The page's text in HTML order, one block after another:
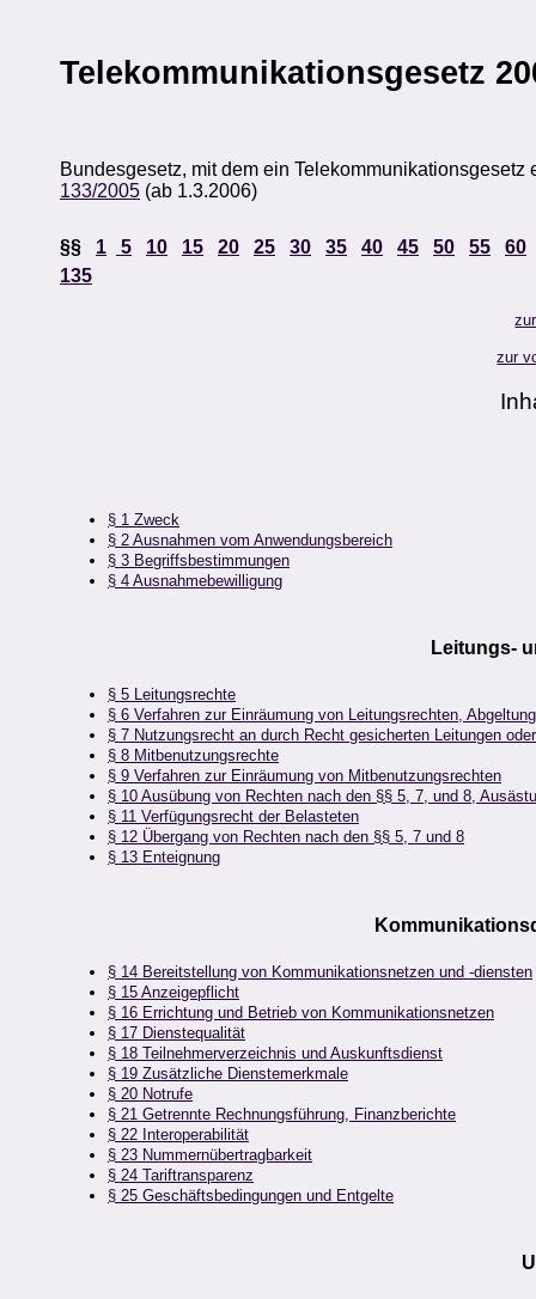
Telekommunikationsgesetz
Bundesgesetz, mit dem ein
133/2005 (ab 1.3.2006)
§§ 1 5 10 15 20 25 30 35 40 45 50 55
60
135
zur
§ 1 Zweck
§ 2 Ausnahmen vom Anwendungsbereich
§ 3 Begriffsbestimmungen
§ 4 Ausnahmebewilligung
Leitungs-
§ 5 Leitungsrechte
§ 6 Verfahren zur Einräumung von Leitungsrechten, Abgeltung
§ 7 Nutzungsrecht an durch Recht gesicherten Leitungen
§ 8 Mitbenutzungsrechte
§ 9 Verfahren zur Einräumung von Mitbenutzungsrechten
§ 10 Ausübung von Rechten nach den §§ 5, 7, und 8,
§ 11 Verfügungsrecht der Belasteten
§ 12 Übergang von Rechten nach den §§ 5, 7 und 8
§ 13 Enteignung
§ 14 Bereitstellung von Kommunikationsnetzen und -diensten
§ 15 Anzeigepflicht
§ 16 Errichtung und Betrieb von Kommunikationsnetzen
§ 17 Dienstequalität
§ 18 Teilnehmerverzeichnis und Auskunftsdienst
§ 19 Zusätzliche Dienstemerkmale
§ 20 Notrufe
§ 21 Getrennte Rechnungsführung, Finanzberichte
§ 22 Interoperabilität
§ 23 Nummernübertragbarkeit
§ 24 Tariftransparenz
§ 25 Geschäftsbedingungen und Entgelte